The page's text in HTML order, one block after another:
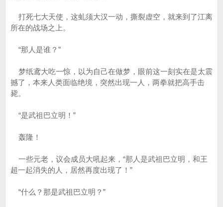
打死七大天使，这虬须大汉一动，撕裂虚空，就来到了江离
所在的战场之上。
“那人是谁？”
梦纸鸢大吃一惊，以为自己在做梦，眼前这一刻实在是太震
撼了，本来人类面临绝境，突然出现一人，两拳就把高手击
毙。
“是武祖巴立明！”
轰隆！
一些元老，议会成员大吼起来，“那人是武祖巴立明，和王
超一起消失的人，居然再度出现了！”
“什么？那是武祖巴立明？”